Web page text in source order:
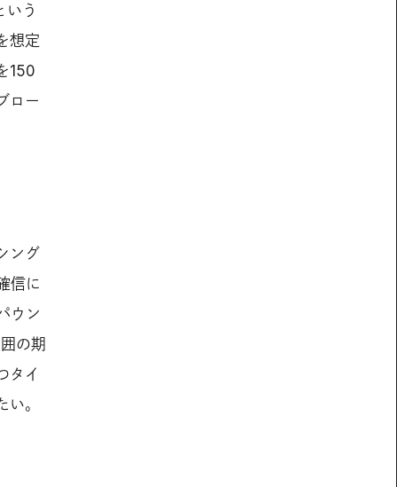
いう
想定
150
ロー
ング
信に
ウン
の期
タイ
。